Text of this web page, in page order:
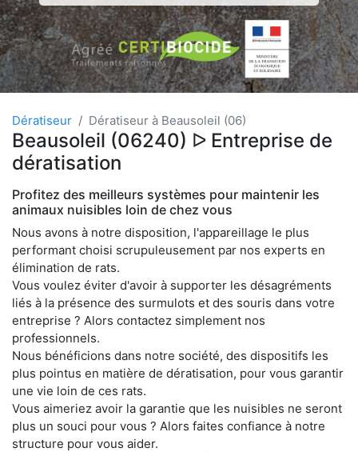
Dératiseur Dératiseur à Beausoleil (06)
Beausoleil (06240) ᐅ Entreprise de
dératisation
Profitez des meilleurs systèmes pour maintenir les
animaux nuisibles loin de chez vous
Nous avons à notre disposition, l'appareillage le plus
performant choisi scrupuleusement par nos experts en
élimination de rats.
Vous voulez éviter d'avoir à supporter les désagréments
liés à la présence des surmulots et des souris dans votre
entreprise ? Alors contactez simplement nos
professionnels.
Nous bénéficions dans notre société, des dispositifs les
plus pointus en matière de dératisation, pour vous garantir
une vie loin de ces rats.
Vous aimeriez avoir la garantie que les nuisibles ne seront
plus un souci pour vous ? Alors faites confiance à notre
structure pour vous aider.